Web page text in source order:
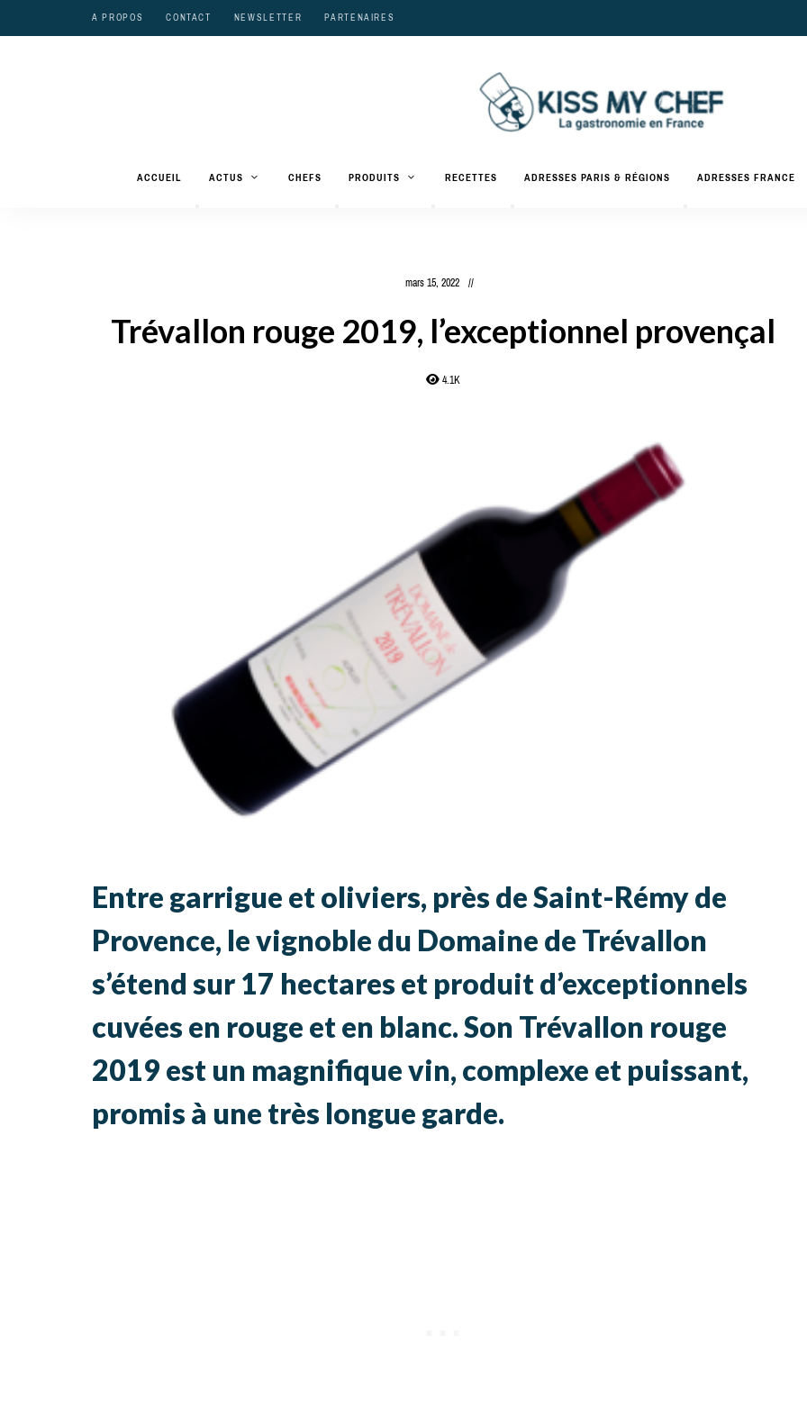
A PROPOS CONTACT NEWSLETTER PARTENAIRES
Kiss
gastronomiques
et
ACCUEIL ACTUS CHEFS PRODUITS RECETTES ADRESSES PARIS & RÉGIONS ADRESSES FRANCE
mars 15, 2022
Trévallon rouge 2019, l’exceptionnel provençal
4.1K
Entre garrigue et oliviers, près de Saint-Rémy de
Provence, le vignoble du Domaine de Trévallon
s’étend sur 17 hectares et produit d’exceptionnels
cuvées en rouge et en blanc. Son Trévallon rouge
2019 est un magnifique vin, complexe et puissant,
promis à une très longue garde.